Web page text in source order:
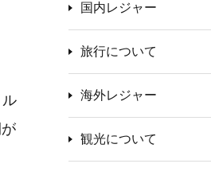
国内レジャー
旅行について
海外レジャー
観光について